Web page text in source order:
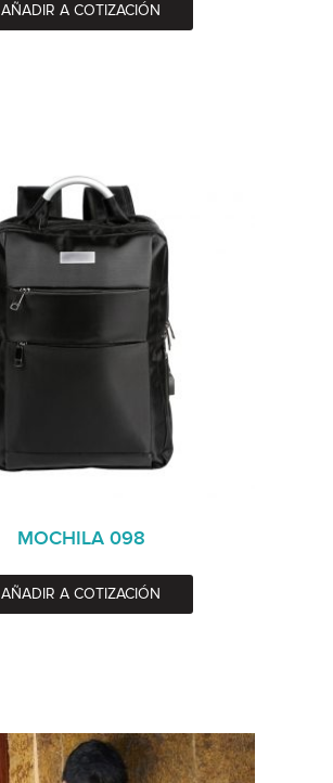
AÑADIR A COTIZACIÓN
MOCHILA 098
AÑADIR A COTIZACIÓN